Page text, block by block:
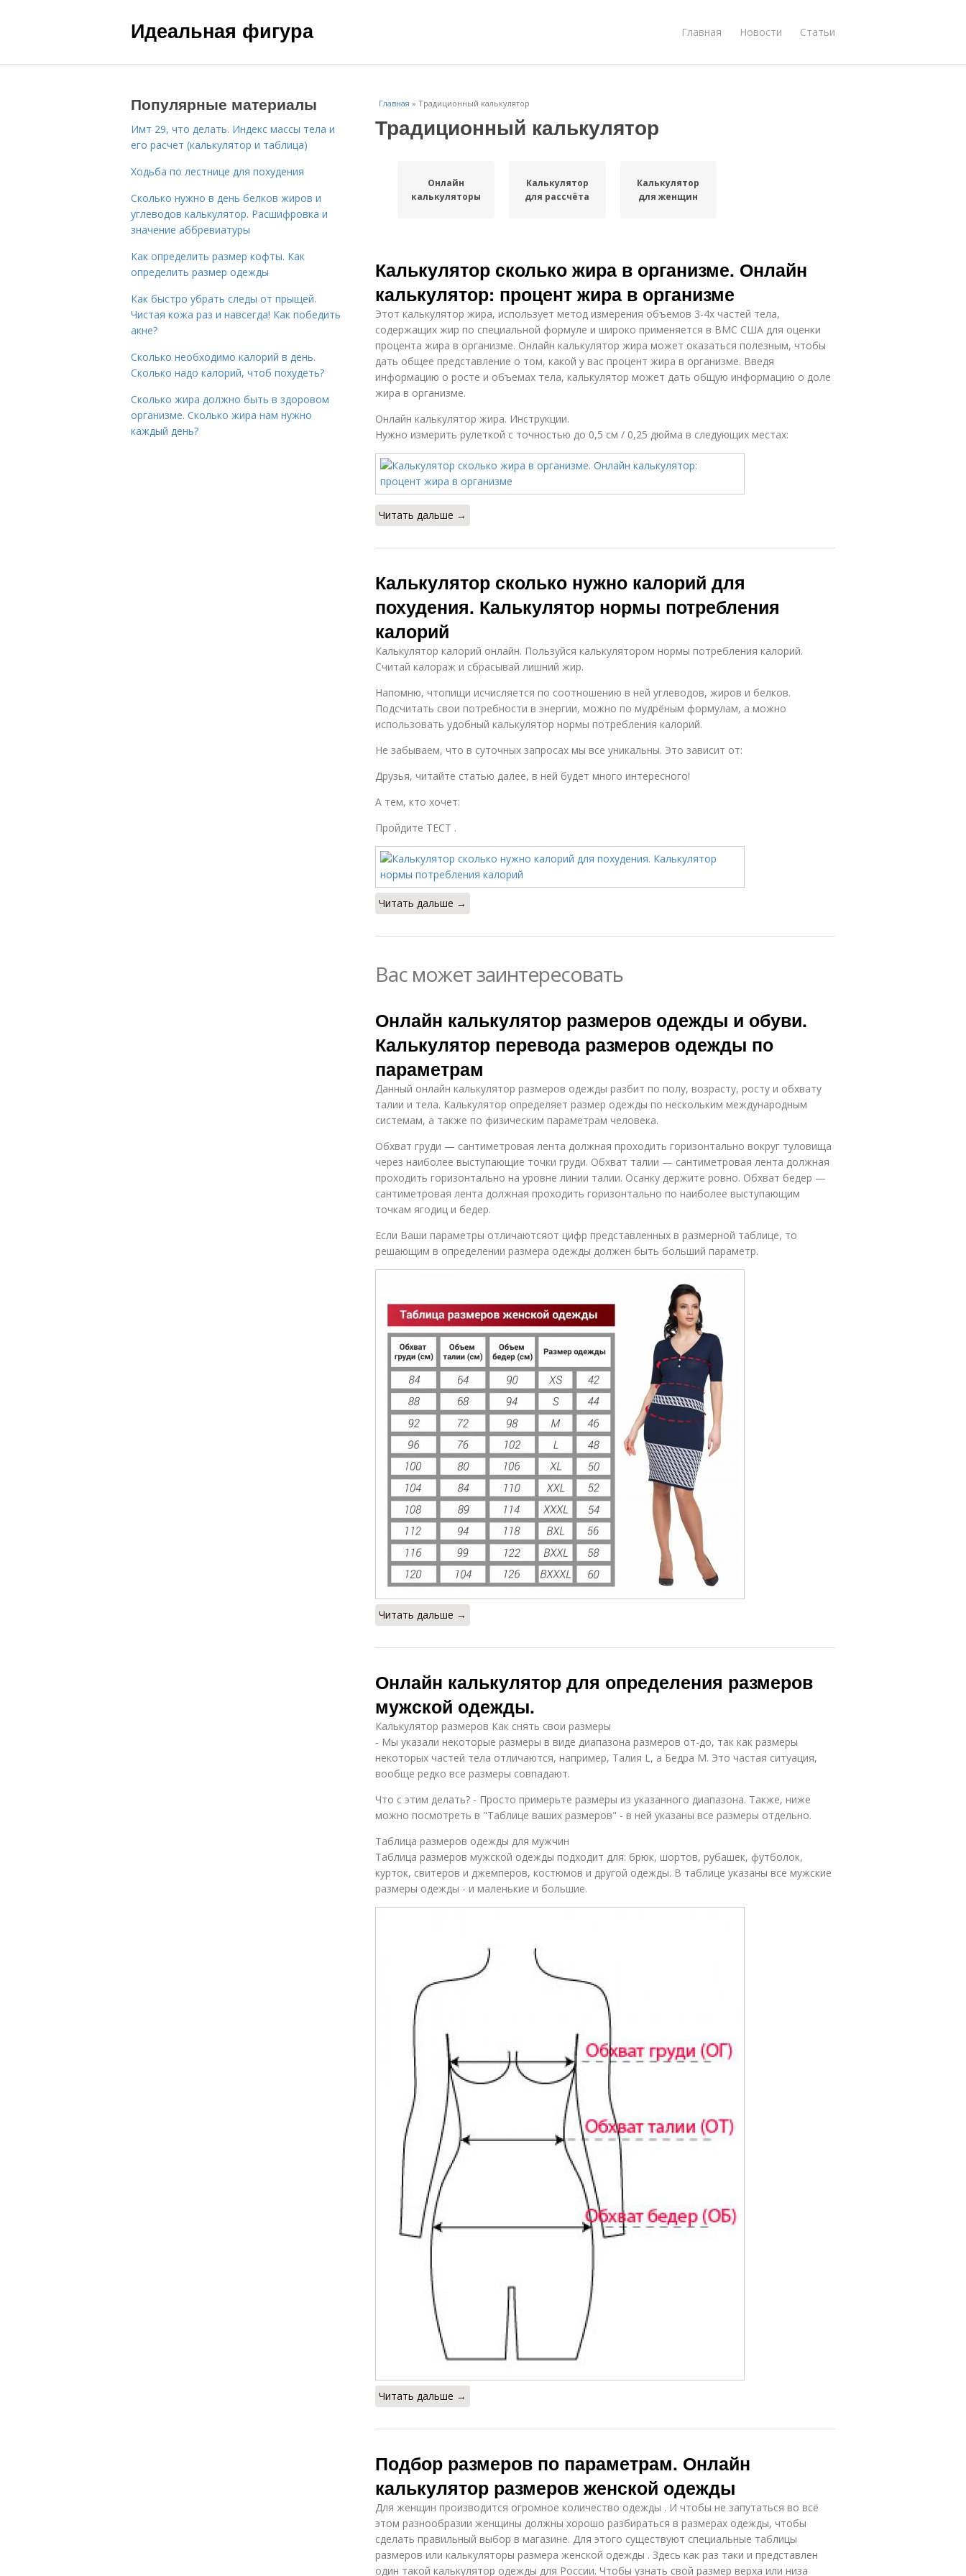
Идеальная фигура Главная Новости Статьи
Главная » Традиционный калькулятор
Традиционный калькулятор
Онлайн
калькуляторы
Калькулятор
для рассчёта
Калькулятор
для женщин
Калькулятор сколько жира в организме. Онлайн
калькулятор: процент жира в организме
Этот калькулятор жира, использует метод измерения объемов 3-4х частей тела,
содержащих жир по специальной формуле и широко применяется в ВМС США для оценки
процента жира в организме. Онлайн калькулятор жира может оказаться полезным, чтобы
дать общее представление о том, какой у вас процент жира в организме. Введя
информацию о росте и объемах тела, калькулятор может дать общую информацию о доле
жира в организме.
Онлайн калькулятор жира. Инструкции.
Нужно измерить рулеткой с точностью до 0,5 см / 0,25 дюйма в следующих местах:
Читать дальше →
Калькулятор сколько нужно калорий для
похудения. Калькулятор нормы потребления
калорий
Калькулятор калорий онлайн. Пользуйся калькулятором нормы потребления калорий.
Считай калораж и сбрасывай лишний жир.
Напомню, чтопищи исчисляется по соотношению в ней углеводов, жиров и белков.
Подсчитать свои потребности в энергии, можно по мудрёным формулам, а можно
использовать удобный калькулятор нормы потребления калорий.
Не забываем, что в суточных запросах мы все уникальны. Это зависит от:
Друзья, читайте статью далее, в ней будет много интересного!
А тем, кто хочет:
Пройдите ТЕСТ .
Читать дальше →
Вас может заинтересовать
Онлайн калькулятор размеров одежды и обуви.
Калькулятор перевода размеров одежды по
параметрам
Данный онлайн калькулятор размеров одежды разбит по полу, возрасту, росту и обхвату
талии и тела. Калькулятор определяет размер одежды по нескольким международным
системам, а также по физическим параметрам человека.
Обхват груди — сантиметровая лента должная проходить горизонтально вокруг туловища
через наиболее выступающие точки груди. Обхват талии — сантиметровая лента должная
проходить горизонтально на уровне линии талии. Осанку держите ровно. Обхват бедер —
сантиметровая лента должная проходить горизонтально по наиболее выступающим
точкам ягодиц и бедер.
Если Ваши параметры отличаютсяот цифр представленных в размерной таблице, то
решающим в определении размера одежды должен быть больший параметр.
Читать дальше →
Онлайн калькулятор для определения размеров
мужской одежды.
Калькулятор размеров Как снять свои размеры
- Мы указали некоторые размеры в виде диапазона размеров от-до, так как размеры
некоторых частей тела отличаются, например, Талия L, а Бедра M. Это частая ситуация,
вообще редко все размеры совпадают.
Что с этим делать? - Просто примерьте размеры из указанного диапазона. Также, ниже
можно посмотреть в "Таблице ваших размеров" - в ней указаны все размеры отдельно.
Таблица размеров одежды для мужчин
Таблица размеров мужской одежды подходит для: брюк, шортов, рубашек, футболок,
курток, свитеров и джемперов, костюмов и другой одежды. В таблице указаны все мужские
размеры одежды - и маленькие и большие.
Читать дальше →
Подбор размеров по параметрам. Онлайн
калькулятор размеров женской одежды
Для женщин производится огромное количество одежды . И чтобы не запутаться во всё
этом разнообразии женщины должны хорошо разбираться в размерах одежды, чтобы
сделать правильный выбор в магазине. Для этого существуют специальные таблицы
размеров или калькуляторы размера женской одежды . Здесь как раз таки и представлен
один такой калькулятор одежды для России. Чтобы узнать свой размер верха или низа
Популярные материалы
Имт 29, что делать. Индекс массы тела и
его расчет (калькулятор и таблица)
Ходьба по лестнице для похудения
Сколько нужно в день белков жиров и
углеводов калькулятор. Расшифровка и
значение аббревиатуры
Как определить размер кофты. Как
определить размер одежды
Как быстро убрать следы от прыщей.
Чистая кожа раз и навсегда! Как победить
акне?
Сколько необходимо калорий в день.
Сколько надо калорий, чтоб похудеть?
Сколько жира должно быть в здоровом
организме. Сколько жира нам нужно
каждый день?